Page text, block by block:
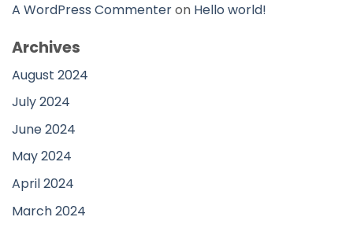
A WordPress Commenteron Hello world!
Archives
August 2024
July 2024
June 2024
May 2024
April 2024
March 2024